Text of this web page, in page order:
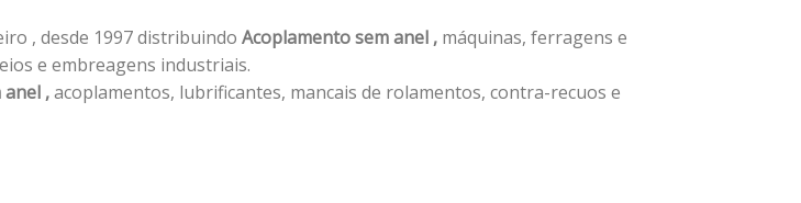
, desde 1997 distribuindo Acoplamento sem anel , máquinas, ferragens e
e embreagens industriais.
,acoplamentos, lubrificantes, mancais de rolamentos, contra-recuos e